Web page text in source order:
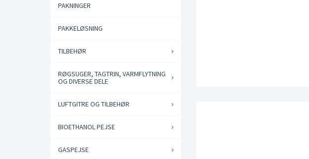
PAKNINGER
PAKKELØSNING
TILBEHØR
RØGSUGER, TAGTRIN, VARMFLYTNING
OG DIVERSE DELE
LUFTGITRE OG TILBEHØR
BIOETHANOL PEJSE
GASPEJSE